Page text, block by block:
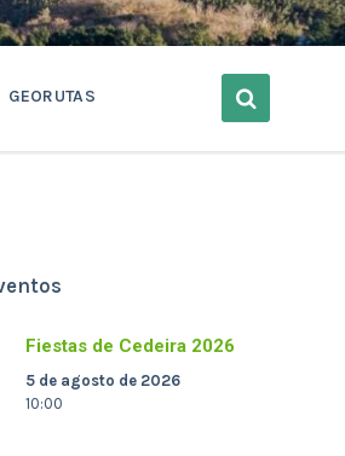
GEORUTAS
Fiestas de Cedeira 2026
5 de agosto de 2026
10:00